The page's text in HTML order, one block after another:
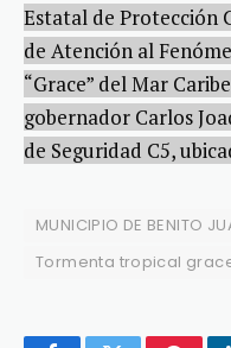
Estatal de Protección
de Atención al
“Grace” del Mar
gobernador Carlos
de Seguridad C5,
MUNICIPIO DE BENITO
Tormenta tropical